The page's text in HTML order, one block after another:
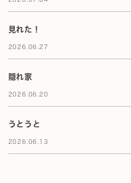
見れた！
2026.06.27
隠れ家
2026.06.20
うとうと
2026.06.13